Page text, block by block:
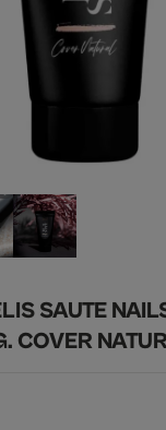
SAUTE
COVER